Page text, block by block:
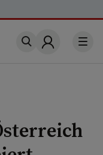
Account